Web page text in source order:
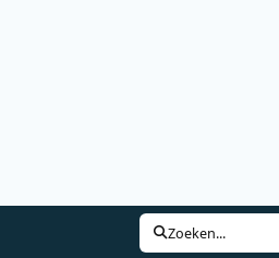
Zoeken...